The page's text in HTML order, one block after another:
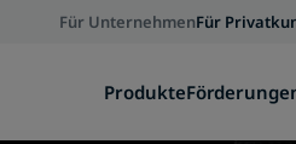
Für UnternehmenFür
Produkte